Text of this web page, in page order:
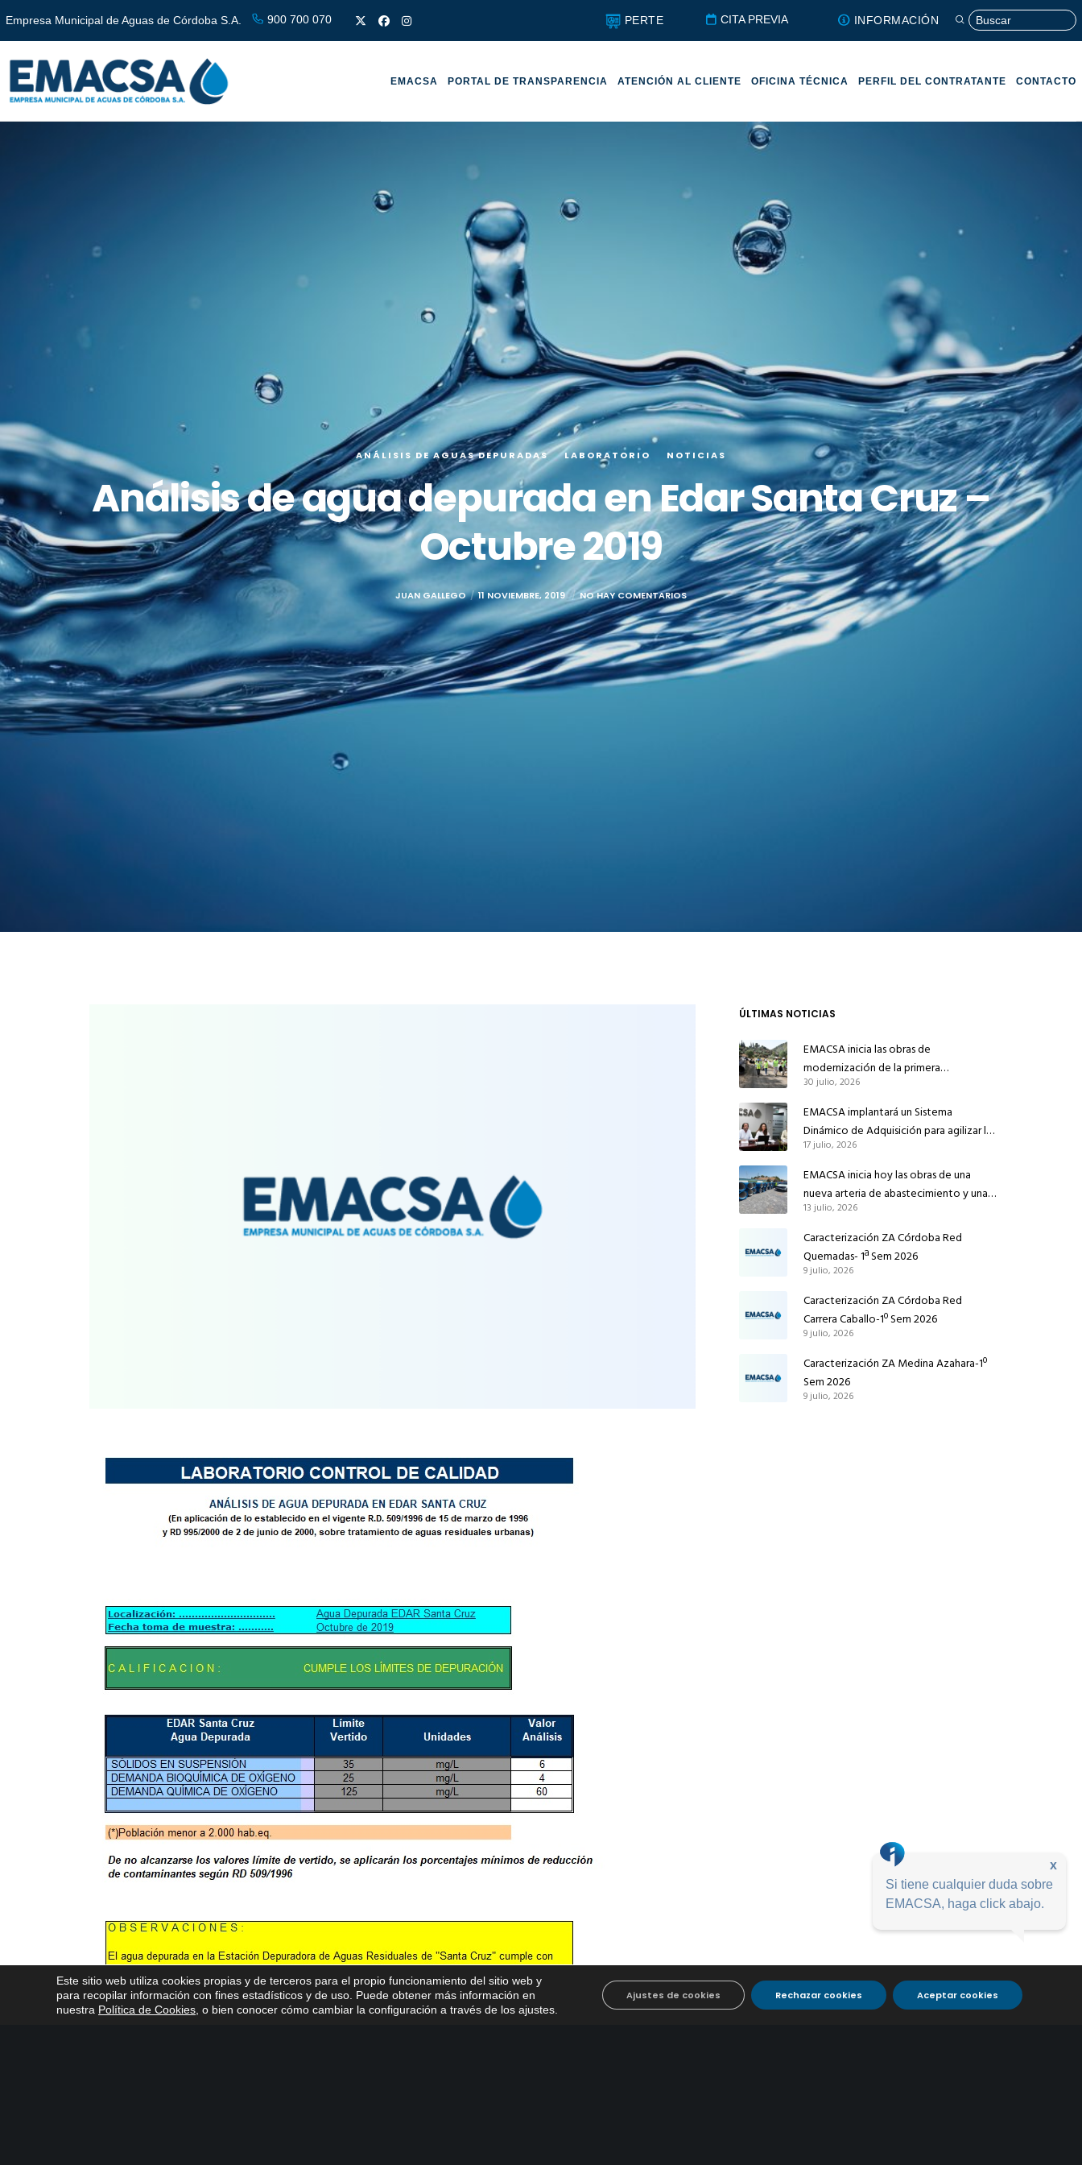
Empresa Municipal de Aguas de Córdoba S.A. 900 700 070 PERTE CITA PREVIA INFORMACIÓN
EMACSA PORTAL DE TRANSPARENCIA ATENCIÓN AL CLIENTE OFICINA TÉCNICA PERFIL DEL CONTRATANTE CONTACTO
ANÁLISIS DE AGUAS DEPURADAS LABORATORIO NOTICIAS
Análisis de agua depurada en Edar Santa Cruz –
Octubre 2019
JUAN GALLEGO 11 NOVIEMBRE, 2019 NO HAY COMENTARIOS
ÚLTIMAS NOTICIAS
EMACSA inicia las obras de
modernización de la primera
conducción de abastecimiento para
reforzar el suministro de agua de
Córdoba
30 julio, 2026
EMACSA implantará un Sistema
Dinámico de Adquisición para agilizar la
contratación de obras en sus redes e
instalaciones
17 julio, 2026
EMACSA inicia hoy las obras de una
nueva arteria de abastecimiento y una
red de agua no potable en Ingeniero
Ruiz de Azúa
13 julio, 2026
Caracterización ZA Córdoba Red
Quemadas- 1ª Sem 2026
9 julio, 2026
Caracterización ZA Córdoba Red
Carrera Caballo-1º Sem 2026
9 julio, 2026
Caracterización ZA Medina Azahara-1º
Sem 2026
9 julio, 2026
Este sitio web utiliza cookies propias y de terceros para el propio funcionamiento del sitio web y
para recopilar información con fines estadísticos y de uso. Puede obtener más información en
nuestra Política de Cookies , o bien conocer cómo cambiar la configuración a través de los ajustes
Aceptar cookies
Rechazar cookies
Ajustes de cookies
x
Si tiene cualquier duda sobre
EMACSA, haga click abajo.